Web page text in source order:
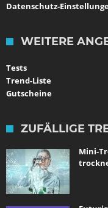
Datenschutz-
WEITERE
Tests
Trend-Liste
Gutscheine
ZUFÄLLIGE
Mini-